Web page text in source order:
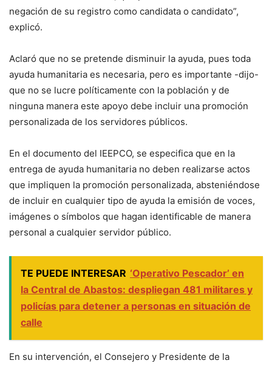
negación de su registro como candidata o candidato”,
explicó.
Aclaró que no se pretende disminuir la ayuda, pues toda
ayuda humanitaria es necesaria, pero es importante -dijo-
que no se lucre políticamente con la población y de
ninguna manera este apoyo debe incluir una promoción
personalizada de los servidores públicos.
En el documento del IEEPCO, se especifica que en la
entrega de ayuda humanitaria no deben realizarse actos
que impliquen la promoción personalizada, absteniéndose
de incluir en cualquier tipo de ayuda la emisión de voces,
imágenes o símbolos que hagan identificable de manera
personal a cualquier servidor público.
TE PUEDE INTERESAR ‘Operativo Pescador’ en
la Central de Abastos: despliegan 481 militares y
policías para detener a personas en situación de
calle
En su intervención, el Consejero y Presidente de la